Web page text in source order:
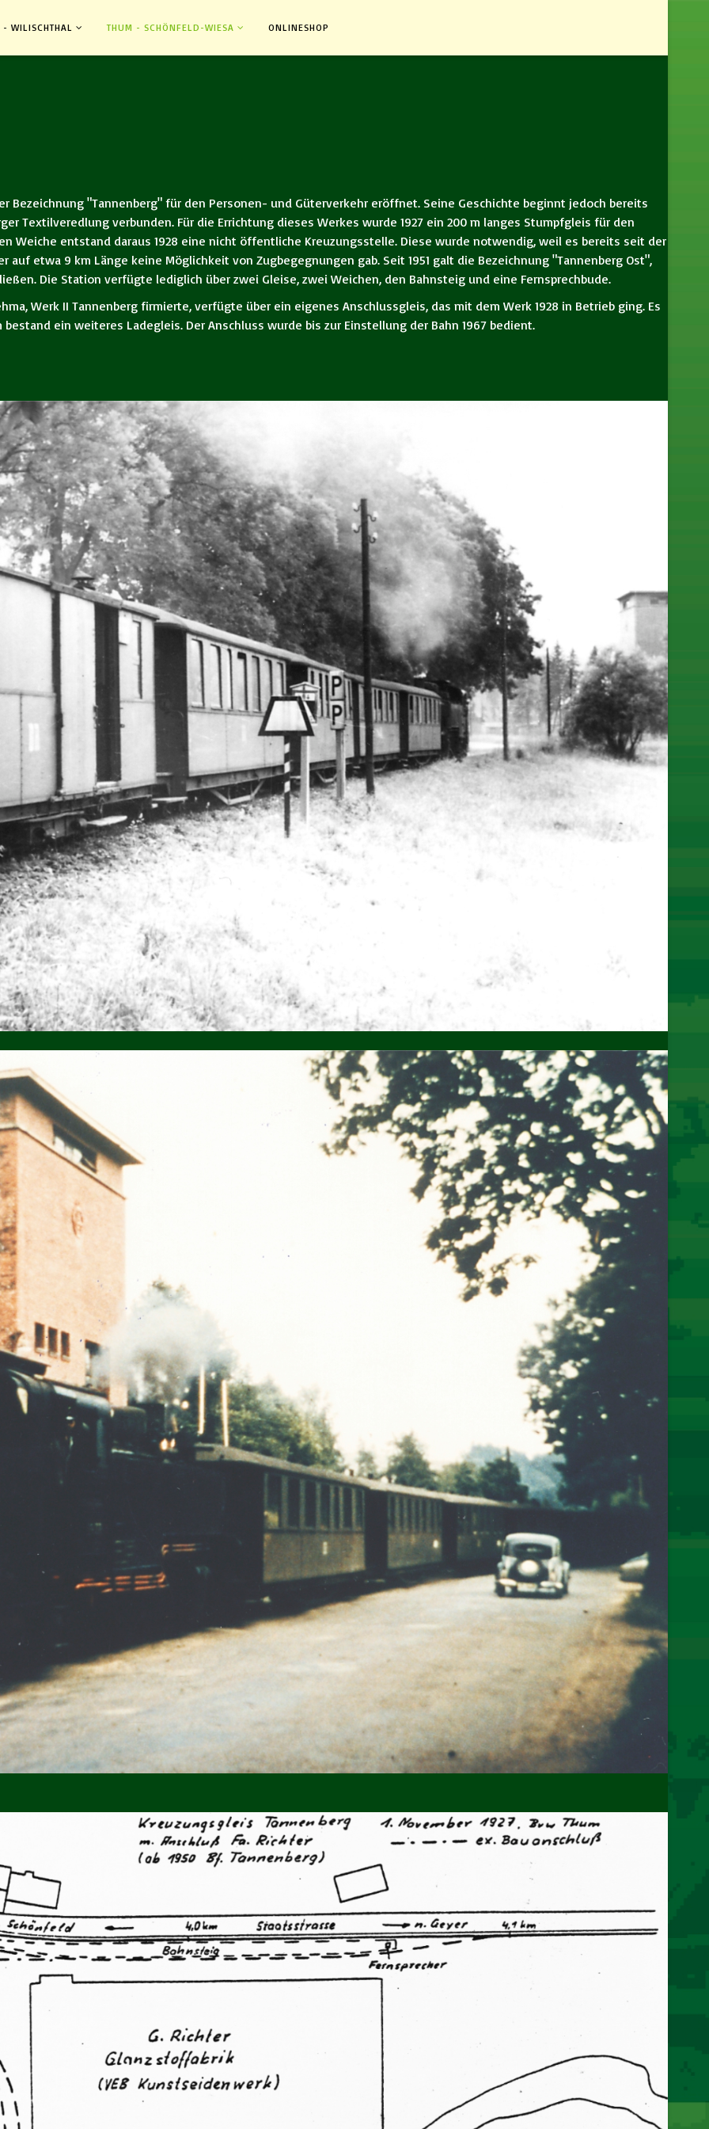
- WILISCHTHAL THUM - SCHÖNFELD-WIESA ONLINESHOP
Bezeichnung "Tannenberg" für den Personen- und Güterverkehr eröffnet. Seine Geschichte beginnt jedoch bereits
Textilveredlung verbunden. Für die Errichtung dieses Werkes wurde 1927 ein 200 m langes Stumpfgleis für den
Weiche entstand daraus 1928 eine nicht öffentliche Kreuzungsstelle. Diese wurde notwendig, weil es bereits seit der
auf etwa 9 km Länge keine Möglichkeit von Zugbegegnungen gab. Seit 1951 galt die Bezeichnung "Tannenberg Ost",
Die Station verfügte lediglich über zwei Gleise, zwei Weichen, den Bahnsteig und eine Fernsprechbude.
Werk II Tannenberg firmierte, verfügte über ein eigenes Anschlussgleis, das mit dem Werk 1928 in Betrieb ging. Es
ein weiteres Ladegleis. Der Anschluss wurde bis zur Einstellung der Bahn 1967 bedient.